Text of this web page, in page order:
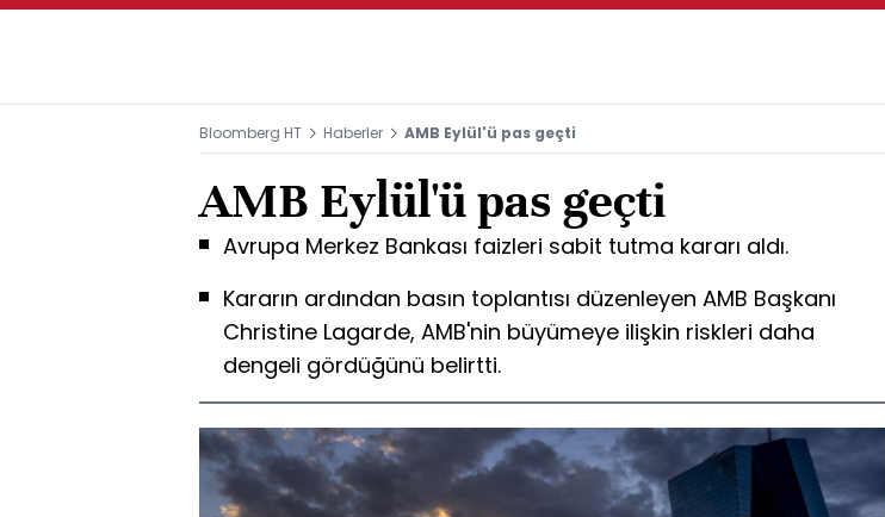
Bloomberg HT Haberler AMB Eylül'ü pas geçti
AMB Eylül'ü pas geçti
Avrupa Merkez Bankası faizleri sabit tutma kararı aldı.
Kararın ardından basın toplantısı düzenleyen AMB Başkanı
Christine Lagarde, AMB'nin büyümeye ilişkin riskleri daha
dengeli gördüğünü belirtti.